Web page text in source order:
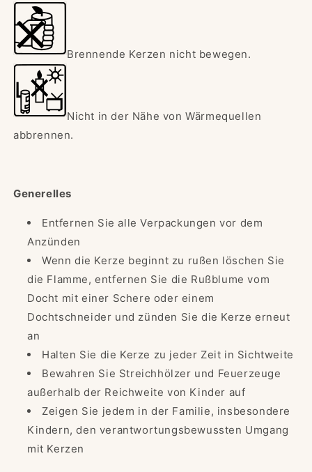
Brennende Kerzen nicht bewegen.
Nicht in der Nähe von Wärmequellen
abbrennen.
Generelles
Entfernen Sie alle Verpackungen vor dem
Anzünden
Wenn die Kerze beginnt zu rußen löschen Sie
die Flamme, entfernen Sie die Rußblume vom
Docht mit einer Schere oder einem
Dochtschneider und zünden Sie die Kerze erneut
an
Halten Sie die Kerze zu jeder Zeit in Sichtweite
Bewahren Sie Streichhölzer und Feuerzeuge
außerhalb der Reichweite von Kinder auf
Zeigen Sie jedem in der Familie, insbesondere
Kindern, den verantwortungsbewussten Umgang
mit Kerzen